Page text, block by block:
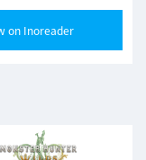
on Inoreader